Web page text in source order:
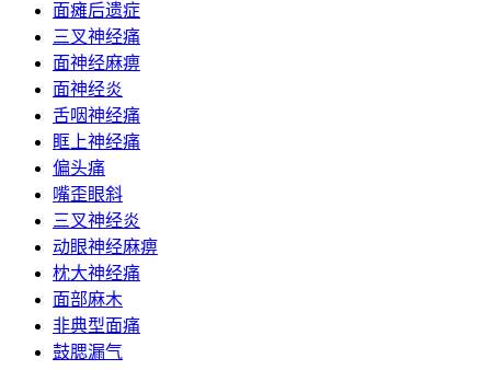
面瘫后遗症
三叉神经痛
面神经麻痹
面神经炎
舌咽神经痛
眶上神经痛
偏头痛
嘴歪眼斜
三叉神经炎
动眼神经麻痹
枕大神经痛
面部麻木
非典型面痛
鼓腮漏气